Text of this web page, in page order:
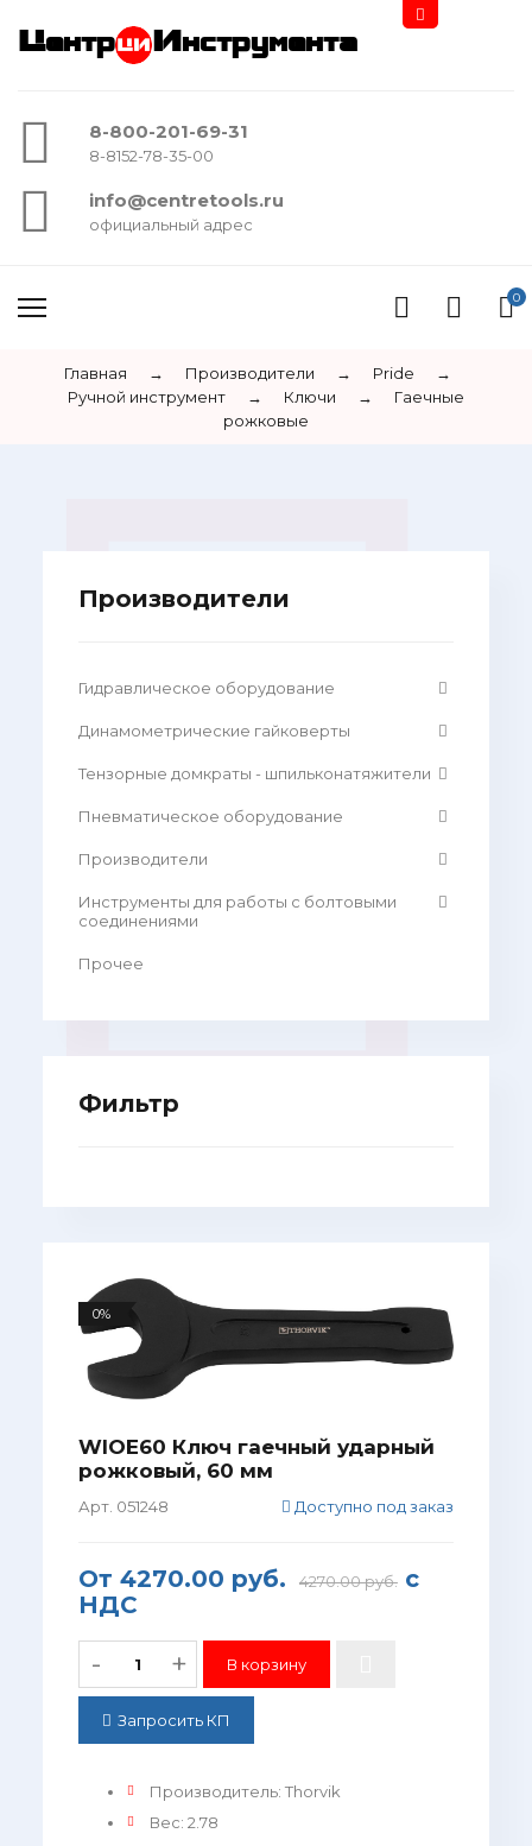
Центр Инструмента
8-800-201-69-31
8-8152-78-35-00
info@centretools.ru
официальный адрес
0
Главная → Производители → Pride
→
Ручной инструмент
→ Ключи →
Гаечные
рожковые
Производители
Гидравлическое оборудование
Динамометрические гайковерты
Тензорные домкраты - шпильконатяжители
Пневматическое оборудование
Производители
Инструменты для работы с болтовыми
соединениями
Прочее
Фильтр
0%
WIOE60 Ключ гаечный ударный
рожковый, 60 мм
Арт. 051248 Доступно под заказ
От 4270.00 руб. 4270.00 руб.с
НДС
- +
Запросить КП
Производитель: Thorvik
Вес: 2.78